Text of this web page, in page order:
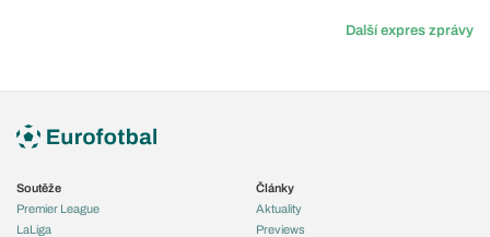
Další expres zprávy
Soutěže
Premier League
LaLiga
Články
Aktuality
Previews